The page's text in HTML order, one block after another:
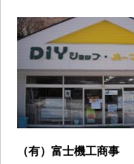
（有）富士機工商事